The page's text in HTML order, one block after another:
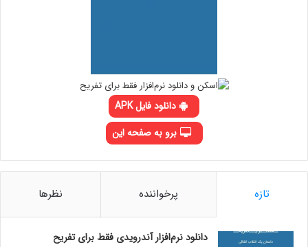
دانلود فایل APK
برو به صفحه این
تازه پرخواننده نظرها
دانلود نرم‌افزار آندرویدی فقط برای تفریح